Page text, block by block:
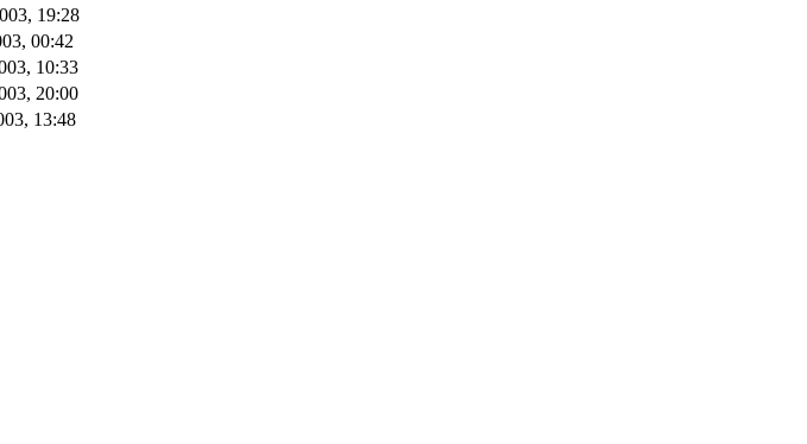
19:28
00:42
10:33
20:00
13:48